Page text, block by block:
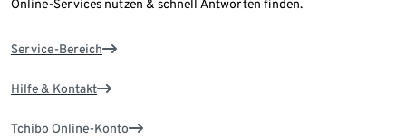
Online-Services nutzen & schnell Antworten finden.
Service-Bereich
Hilfe & Kontakt
Tchibo Online-Konto